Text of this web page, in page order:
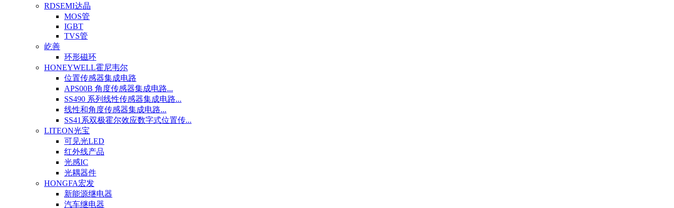
RDSEMI达晶
MOS管
IGBT
TVS管
屹善
环形磁环
HONEYWELL霍尼韦尔
位置传感器集成电路
APS00B 角度传感器集成电路...
SS490 系列线性传感器集成电路...
线性和角度传感器集成电路...
SS41系双极霍尔效应数字式位置传...
LITEON光宝
可见光LED
红外线产品
光感IC
光耦器件
HONGFA宏发
新能源继电器
汽车继电器